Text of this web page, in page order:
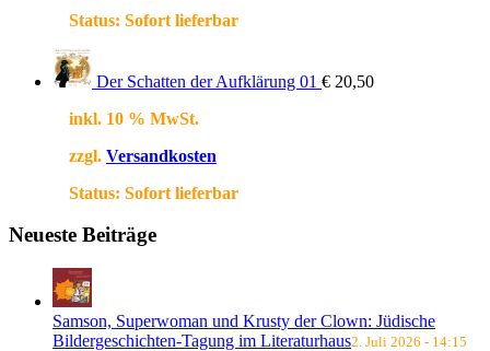
Status: Sofort lieferbar
Der Schatten der Aufklärung 01 € 20,50
inkl. 10 % MwSt.
zzgl. Versandkosten
Status: Sofort lieferbar
Neueste Beiträge
Samson, Superwoman und Krusty der Clown: Jüdische
Bildergeschichten-Tagung im Literaturhaus2. Juli 2026 - 14:15